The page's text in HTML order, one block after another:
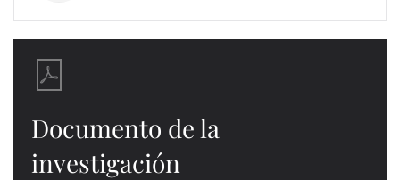
Documento de la
investigación